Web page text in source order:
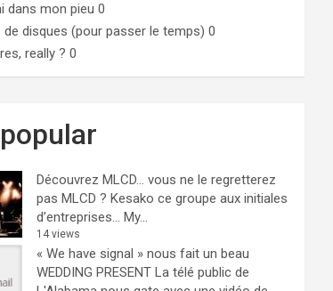
dans mon pieu 0
de disques (pour passer le temps) 0
really ? 0
Découvrez MLCD… vous ne le regretterez
pas MLCD ? Kesako ce groupe aux initiales
d’entreprises… My...
14 views
« We have signal » nous fait un beau
WEDDING PRESENT La télé public de